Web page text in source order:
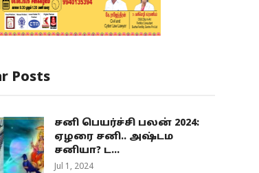
Posts
சனி பெயர்ச்சி பலன் 2024:
ஏழரை சனி.. அஷ்டம
சனியா? ட...
Jul 1, 2024